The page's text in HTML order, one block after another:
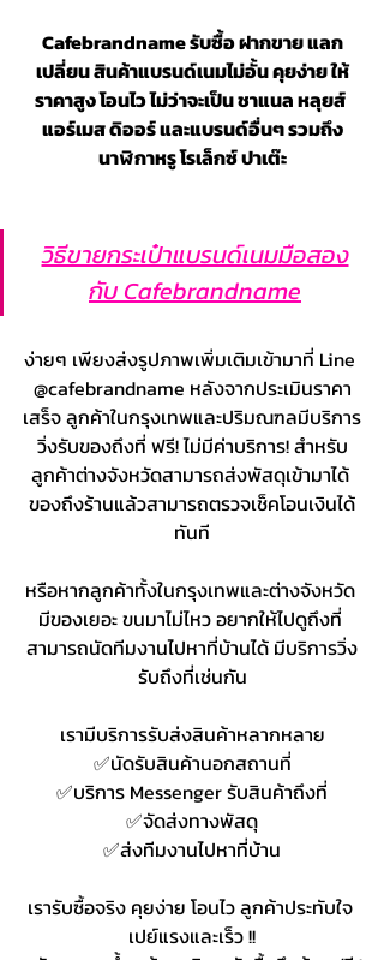
Cafebrandname รับซื้อ ฝากขาย แลก
เปลี่ยน สินค้าแบรนด์เนมไม่อั้น คุยง่าย ให้
ราคาสูง โอนไว ไม่ว่าจะเป็น ชาแนล หลุยส์
แอร์เมส ดิออร์ และแบรนด์อื่นๆ รวมถึง
นาฬิกาหรู โรเล็กซ์ ปาเต๊ะ
วิธีขายกระเป๋าแบรนด์เนมมือสอง
กับ Cafebrandname
ง่ายๆ เพียงส่งรูปภาพเพิ่มเติมเข้ามาที่ Line
@cafebrandname หลังจากประเมินราคา
เสร็จ ลูกค้าในกรุงเทพและปริมณฑลมีบริการ
วิ่งรับของถึงที่ ฟรี! ไม่มีค่าบริการ! สำหรับ
ลูกค้าต่างจังหวัดสามารถส่งพัสดุเข้ามาได้
ของถึงร้านแล้วสามารถตรวจเช็คโอนเงินได้
ทันที
หรือหากลูกค้าทั้งในกรุงเทพและต่างจังหวัด
มีของเยอะ ขนมาไม่ไหว อยากให้ไปดูถึงที่
สามารถนัดทีมงานไปหาที่บ้านได้ มีบริการวิ่ง
รับถึงที่เช่นกัน
เรามีบริการรับส่งสินค้าหลากหลาย
✅นัดรับสินค้านอกสถานที่
✅บริการ Messenger รับสินค้าถึงที่
✅จัดส่งทางพัสดุ
✅ส่งทีมงานไปหาที่บ้าน
เรารับซื้อจริง คุยง่าย โอนไว ลูกค้าประทับใจ
เปย์แรงและเร็ว !!